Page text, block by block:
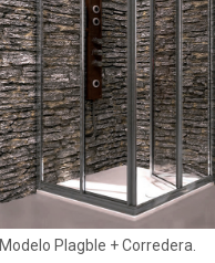
Modelo Plagble + Corredera.